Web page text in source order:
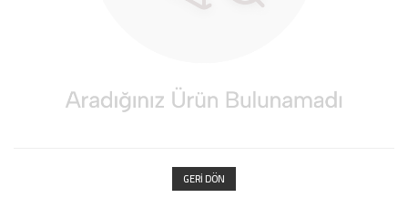
GERI DÖN